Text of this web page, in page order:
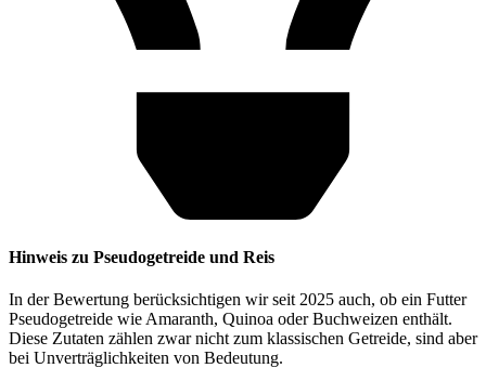
Hinweis zu Pseudogetreide und Reis
In der Bewertung berücksichtigen wir seit 2025 auch, ob ein Futter
Pseudogetreide wie Amaranth, Quinoa oder Buchweizen enthält.
Diese Zutaten zählen zwar nicht zum klassischen Getreide, sind aber
bei Unverträglichkeiten von Bedeutung.